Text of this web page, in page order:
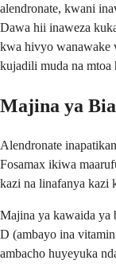
alendronate, kwani
Dawa hii inaweza
kwa hivyo wanawake
kujadili muda na mtoa
Majina ya
Alendronate
Fosamax ikiwa
kazi na linafanya kazi
Majina ya kawaida ya
D (ambayo ina
ambacho huyeyuka